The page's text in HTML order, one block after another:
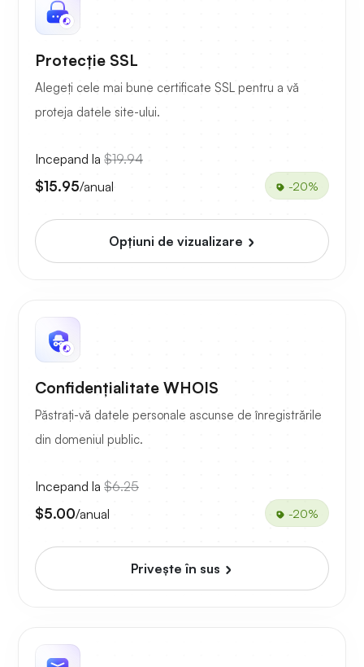
Protecție SSL
Alegeți cele mai bune certificate SSL pentru a vă
proteja datele site-ului.
Incepand la $19.94
$15.95/anual -20%
Opțiuni de vizualizare
Confidențialitate WHOIS
Păstrați-vă datele personale ascunse de înregistrările
din domeniul public.
Incepand la $6.25
$5.00/anual -20%
Priveşte în sus